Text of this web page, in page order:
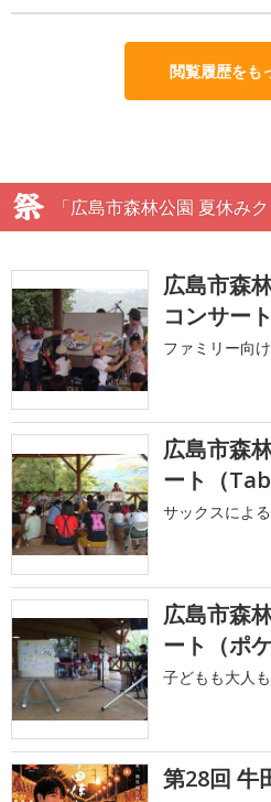
閲覧履歴をも
「広島市森林公園 夏休み
広島市森
コンサート
ファミリー向
広島市森
ート（
サックスによ
広島市森
ート（ポ
子どもも大人
第28回 牛